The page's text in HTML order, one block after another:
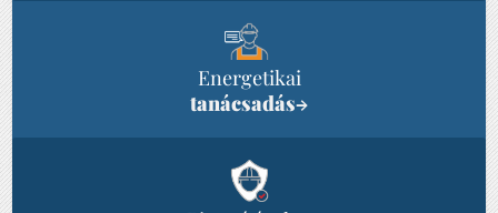
Energetikai
tanácsadás→